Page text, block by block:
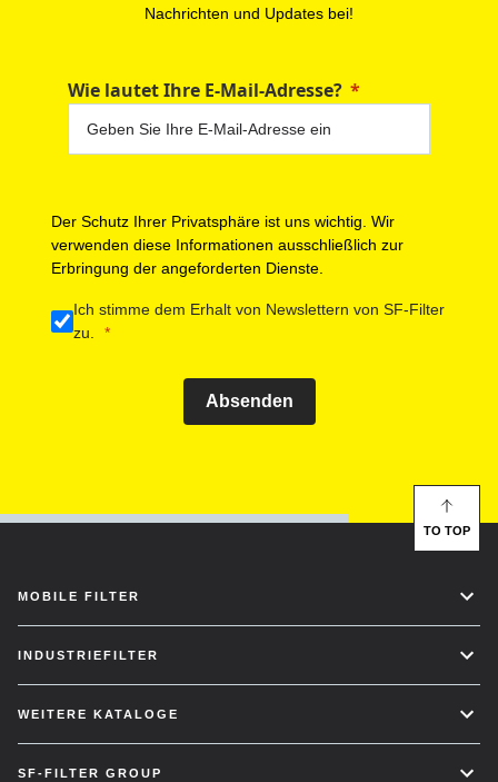
Nachrichten und Updates bei!
Wie lautet Ihre E-Mail-Adresse?
Der Schutz Ihrer Privatsphäre ist uns wichtig. Wir
verwenden diese Informationen ausschließlich zur
Erbringung der angeforderten Dienste.
Ich stimme dem Erhalt von Newslettern von SF-Filter
zu.
Absenden
MOBILE FILTER
INDUSTRIEFILTER
WEITERE KATALOGE
SF-FILTER GROUP
TO TOP